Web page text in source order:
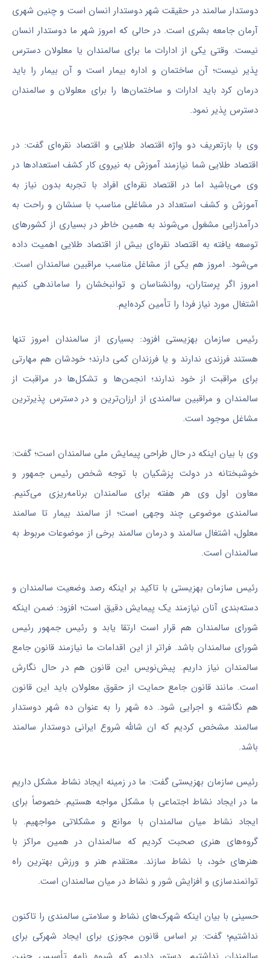
دوستدار سالمند در حقیقت شهر دوستدار انسان است و چنین شهری
آرمان جامعه بشری است. در حالی که امروز شهر ما دوستدار انسان
نیست. وقتی یکی از ادارات ما برای سالمندان یا معلولان دسترس
پذیر نیست؛ آن ساختمان و اداره بیمار است و آن بیمار را باید
درمان کرد باید ادارات و ساختمان‌ها را برای معلولان و سالمندان
دسترس پذیر نمود.
وی با بازتعریف دو واژه اقتصاد طلایی و اقتصاد نقره‌ای گفت: در
اقتصاد طلایی شما نیازمند آموزش به نیروی کار کشف استعدادها در
وی می‌باشید اما در اقتصاد نقره‌ای افراد با تجربه بدون نیاز به
آموزش و کشف استعداد در مشاغلی مناسب با سنشان و راحت به
درآمدزایی مشغول می‌شوند به همین خاطر در بسیاری از کشورهای
توسعه یافته به اقتصاد نقره‌ای بیش از اقتصاد طلایی اهمیت داده
می‌شود. امروز هم یکی از مشاغل مناسب مراقبین سالمندان است.
امروز اگر پرستاران، روانشناسان وتوانبخشان را ساماندهی کنیم
اشتغال مورد نیاز فردا را تأمین کرده‌ایم.
رئیس سازمان بهزیستی افزود: بسیاری از سالمندان امروز تنها
هستند فرزندی ندارند و یا فرزندان کمی دارند؛ خودشان هم مهارتی
برای مراقبت از خود ندارند؛ انجمن‌ها و تشکل‌ها در مراقبت از
سالمندان و مراقبین سالمندی از ارزان‌ترین و در دسترس پذیرترین
مشاغل موجود است.
وی با بیان اینکه در حال طراحی پیمایش ملی سالمندان است؛ گفت:
خوشبختانه در دولت پزشکیان با توجه شخص رئیس جمهور و
معاون اول وی هر هفته برای سالمندان برنامه‌ریزی می‌کنیم.
سالمندی موضوعی چند وجهی است؛ از سالمند بیمار تا سالمند
معلول، اشتغال سالمند و درمان سالمند برخی از موضوعات مربوط به
سالمندان است.
رئیس سازمان بهزیستی با تاکید بر اینکه رصد وضعیت سالمندان و
دسته‌بندی آنان نیازمند یک پیمایش دقیق است؛ افزود: ضمن اینکه
شورای سالمندان هم قرار است ارتقا یابد و رئیس جمهور رئیس
شورای سالمندان باشد. فراتر از این اقدامات ما نیازمند قانون جامع
سالمندان نیاز داریم. پیش‌نویس این قانون هم در حال نگارش
است. مانند قانون جامع حمایت از حقوق معلولان باید این قانون
هم نگاشته و اجرایی شود. ده شهر را به عنوان ده شهر دوستدار
سالمند مشخص کردیم که ان شالله شروع ایرانی دوستدار سالمند
باشد.
رئیس سازمان بهزیستی گفت: ما در زمینه ایجاد نشاط مشکل داریم
ما در ایجاد نشاط اجتماعی با مشکل مواجه هستیم. خصوصاً برای
ایجاد نشاط میان سالمندان با موانع و مشکلاتی مواجهیم. با
گروه‌های هنری صحبت کردیم که سالمندان در همین مراکز با
هنرهای خود، با نشاط سازند. معتقدم هنر و ورزش بهترین راه
توانمندسازی و افزایش شور و نشاط در میان سالمندان است.
حسینی با بیان اینکه شهرک‌های نشاط و سلامتی سالمندی را تاکنون
نداشتیم؛ گفت: بر اساس قانون مجوزی برای ایجاد شهرکی برای